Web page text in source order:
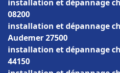
installation et dépannage
08200
installation et dépannage
Audemer 27500
installation et dépannage
44150